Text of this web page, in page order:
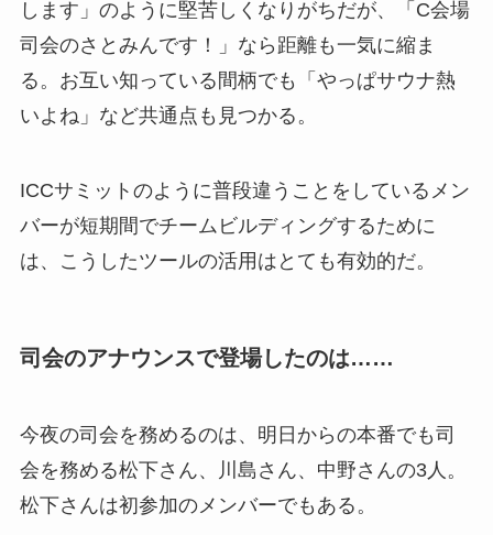
します」のように堅苦しくなりがちだが、「C会場
司会のさとみんです！」なら距離も一気に縮ま
る。お互い知っている間柄でも「やっぱサウナ熱
いよね」など共通点も見つかる。
ICCサミットのように普段違うことをしているメン
バーが短期間でチームビルディングするために
は、こうしたツールの活用はとても有効的だ。
司会のアナウンスで登場したのは……
今夜の司会を務めるのは、明日からの本番でも司
会を務める松下さん、川島さん、中野さんの3人。
松下さんは初参加のメンバーでもある。